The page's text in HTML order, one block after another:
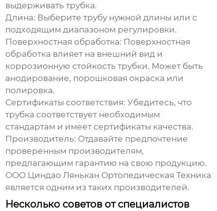
выдерживать трубка.
Длина: Выберите трубу нужной длины или с
подходящим диапазоном регулировки.
Поверхностная обработка: Поверхностная
обработка влияет на внешний вид и
коррозионную стойкость трубки. Может быть
анодирование, порошковая окраска или
полировка.
Сертификаты соответствия: Убедитесь, что
трубка соответствует необходимым
стандартам и имеет сертификаты качества.
Производитель: Отдавайте предпочтение
проверенным производителям,
предлагающим гарантию на свою продукцию.
ООО Циндао Лянькан Ортопедическая Техника
является одним из таких производителей.
Несколько советов от специалистов